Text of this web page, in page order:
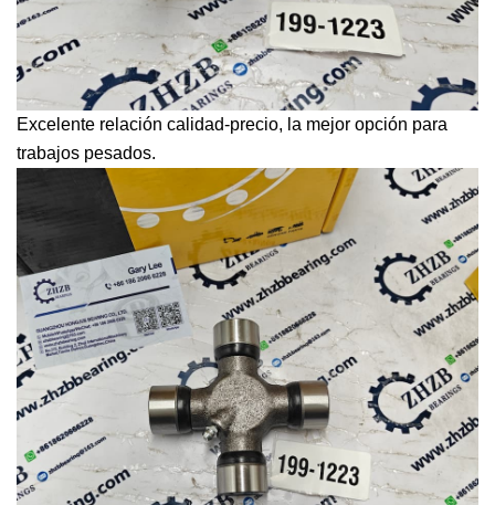
Excelente relación calidad-precio, la mejor opción para
trabajos pesados.